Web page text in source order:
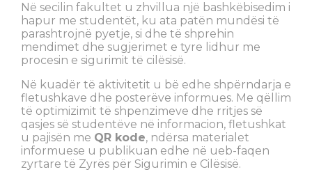
Në secilin fakultet u zhvillua një bashkëbisedim i
hapur me studentët, ku ata patën mundësi të
parashtrojnë pyetje, si dhe të shprehin
mendimet dhe sugjerimet e tyre lidhur me
procesin e sigurimit të cilësisë.
Në kuadër të aktivitetit u bë edhe shpërndarja e
fletushkave dhe posterëve informues. Me qëllim
të optimizimit të shpenzimeve dhe rritjes së
qasjes së studentëve në informacion, fletushkat
u pajisën me QR kode, ndërsa materialet
informuese u publikuan edhe në ueb-faqen
zyrtare të Zyrës për Sigurimin e Cilësisë.